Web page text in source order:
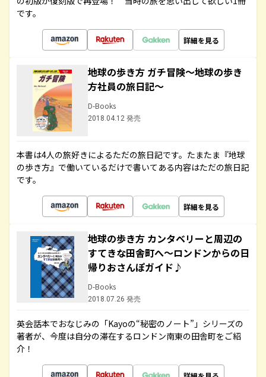
です。
詳細を見る
地球の歩き方 ガチ冒険～地球の歩き
方社員の旅日記～
D-Books
2018.04.12 発売
本書は4人の旅好きによるただの旅日記です。たまたま『地球
の歩き方』で働いているだけで書いてある内容はただの旅日記
です。
詳細を見る
地球の歩き方 カンタベリーと周辺の
すてきな田舎町へ～ロンドンからの日
帰りおさんぽガイド♪
D-Books
2018.07.26 発売
英会話本でおなじみの「Kayoの“秘密のノート”」シリーズの
著者が、今度は自分の滞在するロンドン南東の田舎町をご紹
介！